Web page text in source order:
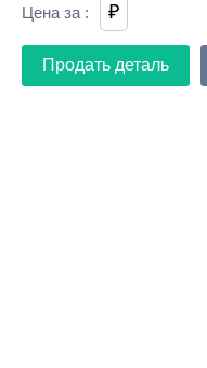
Цена за : ₽
Продать деталь